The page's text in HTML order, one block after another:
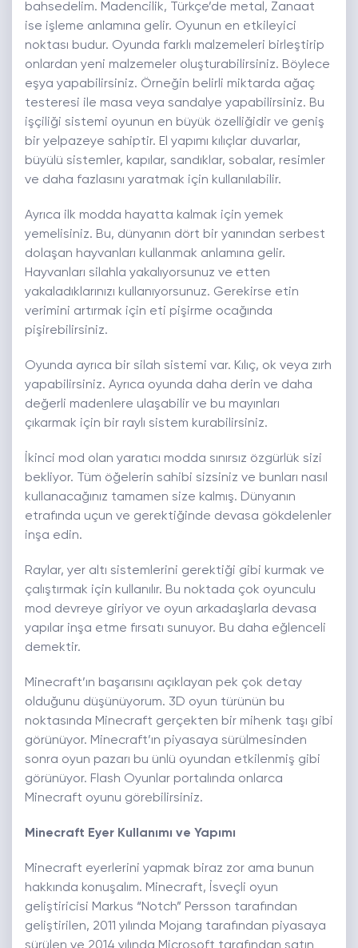
bahsedelim. Madencilik, Türkçe’de metal, Zanaat
ise işleme anlamına gelir. Oyunun en etkileyici
noktası budur. Oyunda farklı malzemeleri birleştirip
onlardan yeni malzemeler oluşturabilirsiniz. Böylece
eşya yapabilirsiniz. Örneğin belirli miktarda ağaç
testeresi ile masa veya sandalye yapabilirsiniz. Bu
işçiliği sistemi oyunun en büyük özelliğidir ve geniş
bir yelpazeye sahiptir. El yapımı kılıçlar duvarlar,
büyülü sistemler, kapılar, sandıklar, sobalar, resimler
ve daha fazlasını yaratmak için kullanılabilir.
Ayrıca ilk modda hayatta kalmak için yemek
yemelisiniz. Bu, dünyanın dört bir yanından serbest
dolaşan hayvanları kullanmak anlamına gelir.
Hayvanları silahla yakalıyorsunuz ve etten
yakaladıklarınızı kullanıyorsunuz. Gerekirse etin
verimini artırmak için eti pişirme ocağında
pişirebilirsiniz.
Oyunda ayrıca bir silah sistemi var. Kılıç, ok veya zırh
yapabilirsiniz. Ayrıca oyunda daha derin ve daha
değerli madenlere ulaşabilir ve bu mayınları
çıkarmak için bir raylı sistem kurabilirsiniz.
İkinci mod olan yaratıcı modda sınırsız özgürlük sizi
bekliyor. Tüm öğelerin sahibi sizsiniz ve bunları nasıl
kullanacağınız tamamen size kalmış. Dünyanın
etrafında uçun ve gerektiğinde devasa gökdelenler
inşa edin.
Raylar, yer altı sistemlerini gerektiği gibi kurmak ve
çalıştırmak için kullanılır. Bu noktada çok oyunculu
mod devreye giriyor ve oyun arkadaşlarla devasa
yapılar inşa etme fırsatı sunuyor. Bu daha eğlenceli
demektir.
Minecraft’ın başarısını açıklayan pek çok detay
olduğunu düşünüyorum. 3D oyun türünün bu
noktasında Minecraft gerçekten bir mihenk taşı gibi
görünüyor. Minecraft’ın piyasaya sürülmesinden
sonra oyun pazarı bu ünlü oyundan etkilenmiş gibi
görünüyor. Flash Oyunlar portalında onlarca
Minecraft oyunu görebilirsiniz.
Minecraft Eyer Kullanımı ve Yapımı
Minecraft eyerlerini yapmak biraz zor ama bunun
hakkında konuşalım. Minecraft, İsveçli oyun
geliştiricisi Markus “Notch” Persson tarafından
geliştirilen, 2011 yılında Mojang tarafından piyasaya